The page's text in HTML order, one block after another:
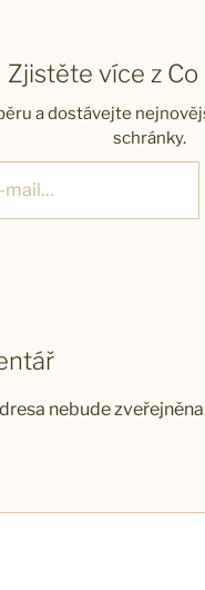
Zjistěte více z Co
a dostávejte
schránky.
nebude